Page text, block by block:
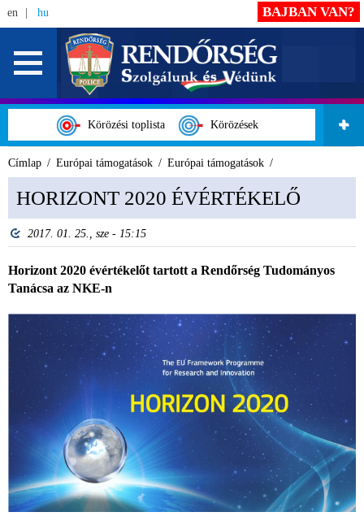
en hu
Körözési toplista Körözések
BAJBAN VAN?
Címlap Európai támogatások Európai támogatások
HORIZONT 2020 ÉVÉRTÉKELŐ
2017. 01. 25., sze - 15:15
Horizont 2020 évértékelőt tartott a Rendőrség Tudományos
Tanácsa az NKE-n